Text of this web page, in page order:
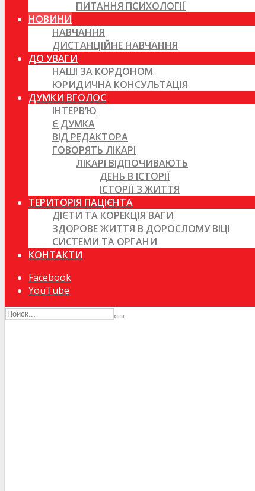
ПИТАННЯ ПСИХОЛОГІЇ
НОВИНИ
НАВЧАННЯ
ДИСТАНЦІЙНЕ НАВЧАННЯ
ДО УВАГИ
НАШІ ЗА КОРДОНОМ
ЮРИДИЧНА КОНСУЛЬТАЦІЯ
ДУМКИ ВГОЛОС
ІНТЕРВ’Ю
Є ДУМКА
ВІД РЕДАКТОРА
ГОВОРЯТЬ ЛІКАРІ
ЛІКАРІ ВІДПОЧИВАЮТЬ
ДЕНЬ В ІСТОРІЇ
ІСТОРІЇ З ЖИТТЯ
ТЕРИТОРІЯ ПАЦІЄНТА
ДІЄТИ ТА КОРЕКЦІЯ ВАГИ
ЗДОРОВЕ ЖИТТЯ В ДОРОСЛОМУ ВІЦІ
СИСТЕМИ ТА ОРГАНИ
КОНТАКТИ
Facebook
YouTube